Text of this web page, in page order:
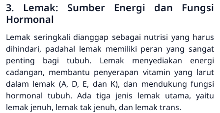
3. Lemak: Sumber Energi dan Fungsi
Hormonal
Lemak seringkali dianggap sebagai nutrisi yang harus
dihindari, padahal lemak memiliki peran yang sangat
penting bagi tubuh. Lemak menyediakan energi
cadangan, membantu penyerapan vitamin yang larut
dalam lemak (A, D, E, dan K), dan mendukung fungsi
hormonal tubuh. Ada tiga jenis lemak utama, yaitu
lemak jenuh, lemak tak jenuh, dan lemak trans.